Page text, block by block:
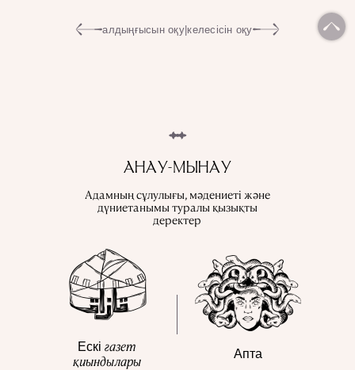
алдыңғысын оқу| келесісін оқу
АНАУ-МЫНАУ
Адамның сұлулығы, мәдениеті және
дүниетанымы туралы қызықты
деректер
Ескі газет
қиындылары
Апта